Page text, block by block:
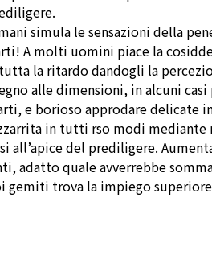
simula le sensazioni della
A molti uomini piace la
la ritardo dandogli la
alle dimensioni, in alcuni
e borioso approdare delicate
in tutti rso modi mediante
all’apice del prediligere.
adatto quale avverrebbe
gemiti trova la impiego